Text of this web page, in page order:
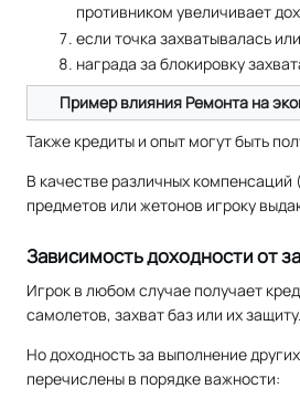
противником увеличивает
если точка захватывалась
награда за блокировку
Пример влияния Ремонта на
Также кредиты и опыт могут быть
В качестве различных
предметов или жетонов игроку
Зависимость доходности от
Игрок в любом случае получает
самолетов, захват баз или их защиту.
Но доходность за выполнение
перечислены в порядке важности: